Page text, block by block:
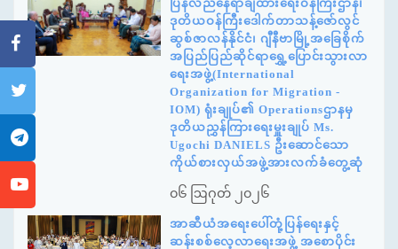
ပြန်လည်နေရာချထားရေးဝန်ကြီးဌာန၊
ဒုတိယဝန်ကြီးဒေါက်တာသန့်ဇော်လွင်
ဆွစ်ဇာလန်နိုင်ငံ၊ ဂျီနီဗာမြို့အခြေစိုက်
အပြည်ပြည်ဆိုင်ရာရွှေ့ပြောင်းသွားလာ
ရေးအဖွဲ့(International
Organization for Migration -
IOM) ရုံးချုပ်၏ Operationsဌာနမှ
ဒုတိယညွှန်ကြားရေးမှူးချုပ် Ms.
Ugochi DANIELS ဦးဆောင်သော
ကိုယ်စားလှယ်အဖွဲ့အားလက်ခံတွေ့ဆုံ
၀၆ ဩဂုတ် ၂၀၂၆
အာဆီယံအရေးပေါ်တုံ့ပြန်ရေးနှင့်
ဆန်းစစ်လေ့လာရေးအဖွဲ့ အစောပိုင်း